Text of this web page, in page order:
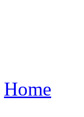
Home